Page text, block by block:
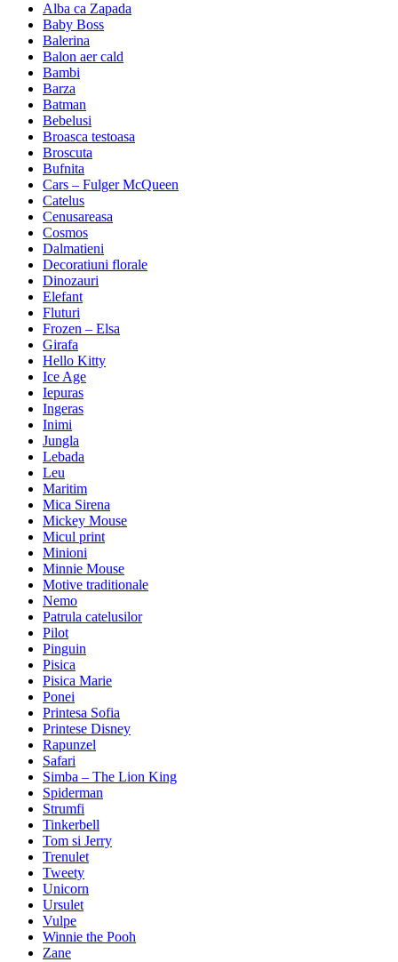
Alba ca Zapada
Baby Boss
Balerina
Balon aer cald
Bambi
Barza
Batman
Bebelusi
Broasca testoasa
Broscuta
Bufnita
Cars – Fulger McQueen
Catelus
Cenusareasa
Cosmos
Dalmatieni
Decoratiuni florale
Dinozauri
Elefant
Fluturi
Frozen – Elsa
Girafa
Hello Kitty
Ice Age
Iepuras
Ingeras
Inimi
Jungla
Lebada
Leu
Maritim
Mica Sirena
Mickey Mouse
Micul print
Minioni
Minnie Mouse
Motive traditionale
Nemo
Patrula catelusilor
Pilot
Pinguin
Pisica
Pisica Marie
Ponei
Printesa Sofia
Printese Disney
Rapunzel
Safari
Simba – The Lion King
Spiderman
Strumfi
Tinkerbell
Tom si Jerry
Trenulet
Tweety
Unicorn
Ursulet
Vulpe
Winnie the Pooh
Zane